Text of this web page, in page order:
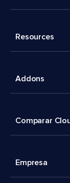
Resources
Addons
Comparar
Empresa